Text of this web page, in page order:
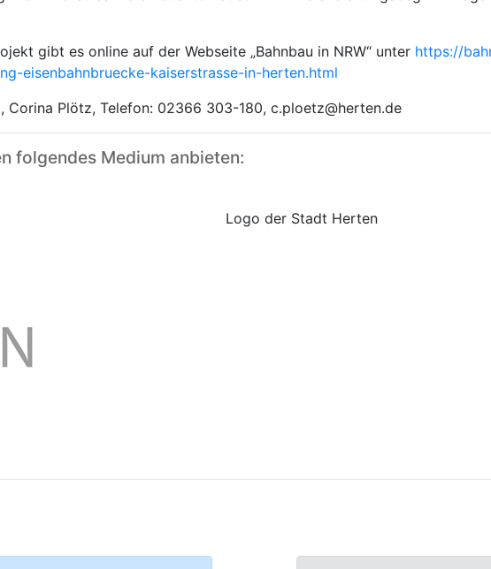
gibt es online auf der Webseite „Bahnbau in NRW“ unter https://
eisenbahnbruecke-kaiserstrasse-in-herten.html
Plötz, Telefon: 02366 303-180, c.ploetz@herten.de
folgendes Medium anbieten:
Logo der Stadt Herten